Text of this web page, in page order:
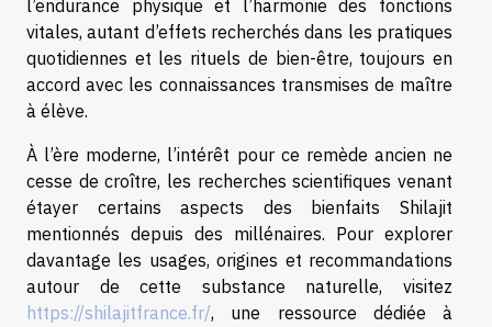
l’endurance physique et l’harmonie des fonctions
vitales, autant d’effets recherchés dans les pratiques
quotidiennes et les rituels de bien-être, toujours en
accord avec les connaissances transmises de maître
à élève.
À l’ère moderne, l’intérêt pour ce remède ancien ne
cesse de croître, les recherches scientifiques venant
étayer certains aspects des bienfaits Shilajit
mentionnés depuis des millénaires. Pour explorer
davantage les usages, origines et recommandations
autour de cette substance naturelle, visitez
https://shilajitfrance.fr/, une ressource dédiée à